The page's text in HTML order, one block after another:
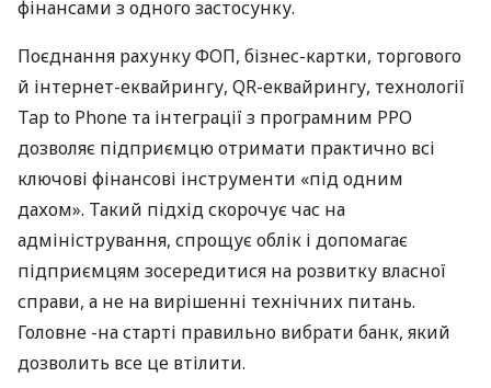
фінансами з одного застосунку.
Поєднання рахунку ФОП, бізнес-картки, торгового
й інтернет-еквайрингу, QR-еквайрингу, технології
Tap to Phone та інтеграції з програмним РРО
дозволяє підприємцю отримати практично всі
ключові фінансові інструменти «під одним
дахом». Такий підхід скорочує час на
адміністрування, спрощує облік і допомагає
підприємцям зосередитися на розвитку власної
справи, а не на вирішенні технічних питань.
Головне -на старті правильно вибрати банк, який
дозволить все це втілити.